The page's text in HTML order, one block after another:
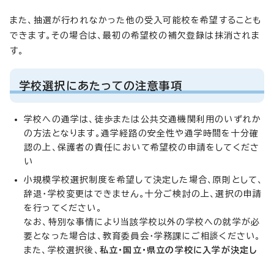
また、抽選が行われなかった他の受入可能校を希望することも
できます。その場合は、最初の希望校の補欠登録は抹消されま
す。
学校選択にあたっての注意事項
学校への通学は、徒歩または公共交通機関利用のいずれか
の方法となります。通学経路の安全性や通学時間を十分確
認の上、保護者の責任において希望校の申請をしてくださ
い
小規模学校選択制度を希望して決定した場合、原則として、
辞退・学校変更はできません。十分ご検討の上、選択の申請
を行ってください。
なお、特別な事情により当該学校以外の学校への就学が必
要となった場合は、教育委員会・学務課にご相談ください。
また、学校選択後、 私立・国立・県立の学校に入学が決定し